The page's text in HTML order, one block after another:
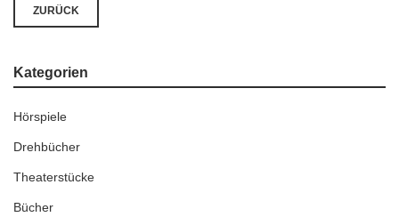
ZURÜCK
Kategorien
Hörspiele
Drehbücher
Theaterstücke
Bücher